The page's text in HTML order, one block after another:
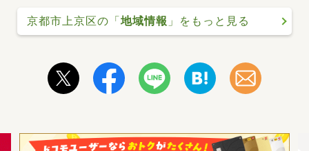
京都市上京区の「地域情報 」をもっと見る